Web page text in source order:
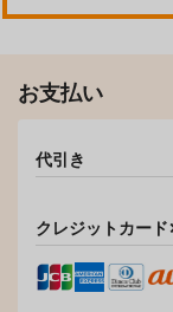
お支払い
代引き
クレジットカード